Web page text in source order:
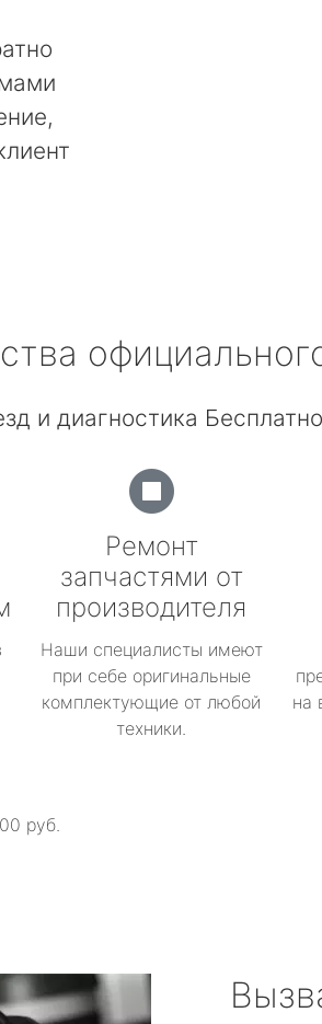
и диагностика
Ремонт
запчастями от
производителя
Наши специалисты имеют
при себе оригинальные
комплектующие от любой
техники.
на
руб.